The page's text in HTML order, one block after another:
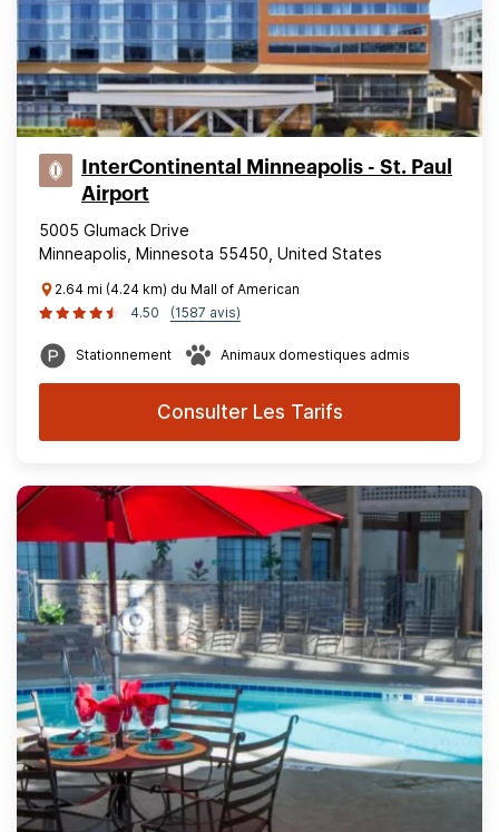
InterContinental Minneapolis - St. Paul
Airport
5005 Glumack Drive
Minneapolis, Minnesota 55450, United States
2.64 mi (4.24 km) du Mall of American
4.50
(1587 avis)
Stationnement Animaux domestiques admis
Consulter Les Tarifs